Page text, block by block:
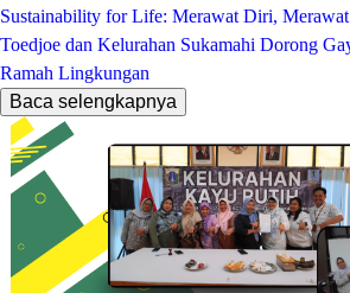
Sustainability for Life: Merawat Diri,
Toedjoe dan Kelurahan Sukamahi Dorong
Ramah Lingkungan
Baca selengkapnya